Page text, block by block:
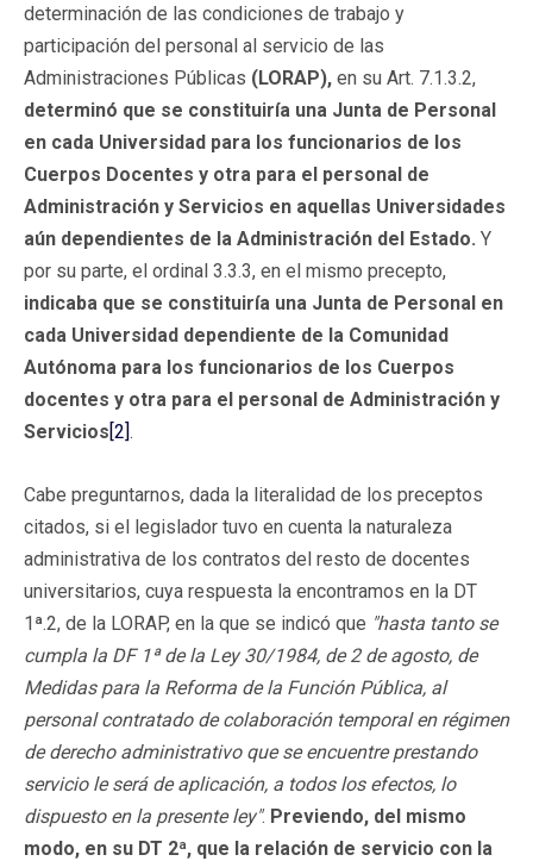
determinación de las condiciones de trabajo y
participación del personal al servicio de las
Administraciones Públicas (LORAP), en su Art. 7.1.3.2,
determinó que se constituiría una Junta de Personal
en cada Universidad para los funcionarios de los
Cuerpos Docentes y otra para el personal de
Administración y Servicios en aquellas Universidades
aún dependientes de la Administración del Estado. Y
por su parte, el ordinal 3.3.3, en el mismo precepto,
indicaba que se constituiría una Junta de Personal en
cada Universidad dependiente de la Comunidad
Autónoma para los funcionarios de los Cuerpos
docentes y otra para el personal de Administración y
Servicios[2].
Cabe preguntarnos, dada la literalidad de los preceptos
citados, si el legislador tuvo en cuenta la naturaleza
administrativa de los contratos del resto de docentes
universitarios, cuya respuesta la encontramos en la DT
1ª.2, de la LORAP, en la que se indicó que "hasta tanto se
cumpla la DF 1ª de la Ley 30/1984, de 2 de agosto, de
Medidas para la Reforma de la Función Pública, al
personal contratado de colaboración temporal en régimen
de derecho administrativo que se encuentre prestando
servicio le será de aplicación, a todos los efectos, lo
dispuesto en la presente ley". Previendo, del mismo
modo, en su DT 2ª, que la relación de servicio con la